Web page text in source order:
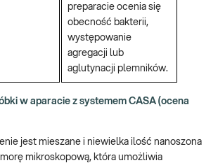
preparacie ocenia się
obecność bakterii,
występowanie
agregacji lub
aglutynacji plemników.
w aparacie z systemem CASA (ocena
jest mieszane i niewielka ilość nanoszona
mikroskopową, która umożliwia